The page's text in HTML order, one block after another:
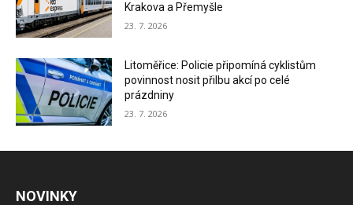
Krakova a Přemyšle
23. 7. 2026
Litoměřice: Policie připomíná cyklistům
povinnost nosit přilbu akcí po celé
prázdniny
23. 7. 2026
NOVINKY